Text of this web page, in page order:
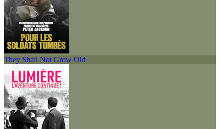
They Shall Not Grow Old